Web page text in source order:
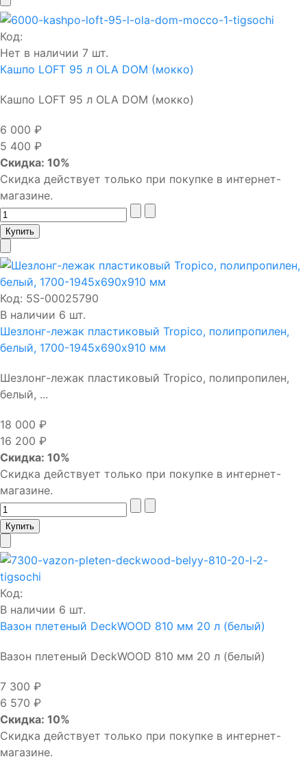
Код:
Нет в наличии 7 шт.
Кашпо LOFT 95 л OLA DOM (мокко)
Кашпо LOFT 95 л OLA DOM (мокко)
6 000 ₽
5 400 ₽
Скидка: 10%
Скидка действует только при покупке в интернет-
магазине.
Код: 5S-00025790
В наличии 6 шт.
Шезлонг-лежак пластиковый Tropico, полипропилен,
белый, 1700-1945х690х910 мм
Шезлонг-лежак пластиковый Tropico, полипропилен,
белый, ...
18 000 ₽
16 200 ₽
Скидка: 10%
Скидка действует только при покупке в интернет-
магазине.
Код:
В наличии 6 шт.
Вазон плетеный DeckWOOD 810 мм 20 л (белый)
Вазон плетеный DeckWOOD 810 мм 20 л (белый)
7 300 ₽
6 570 ₽
Скидка: 10%
Скидка действует только при покупке в интернет-
магазине.